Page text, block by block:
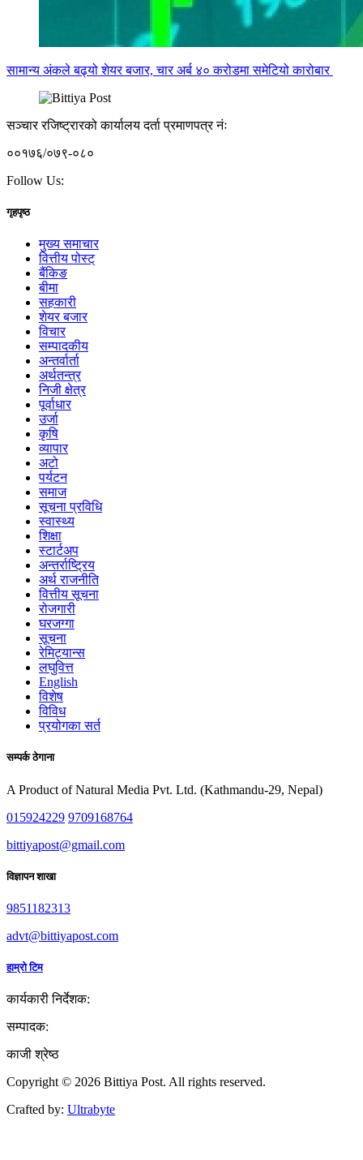
सामान्य अंकले बढ्यो शेयर बजार, चार अर्ब ४० करोडमा समेटियो कारोबार
सञ्चार रजिष्ट्रारको कार्यालय दर्ता प्रमाणपत्र नंः
००१७६/०७९-०८०
Follow Us:
गृहपृष्ठ
मुख्य समाचार
वित्तीय पोस्ट्
बैंकिङ
बीमा
सहकारी
शेयर बजार
विचार
सम्पादकीय
अन्तर्वार्ता
अर्थतन्त्र
निजी क्षेत्र
पूर्वाधार
उर्जा
कृषि
व्यापार
अटो
पर्यटन
समाज
सूचना प्रविधि
स्वास्थ्य
शिक्षा
स्टार्टअप
अन्तर्राष्ट्रिय
अर्थ राजनीति
वित्तीय सूचना
रोजगारी
घरजग्गा
सूचना
रेमिट्यान्स
लघुवित्त
English
विशेष
विविध
प्रयोगका सर्त
सम्पर्क ठेगाना
A Product of Natural Media Pvt. Ltd. (Kathmandu-29, Nepal)
015924229 9709168764
bittiyapost@gmail.com
विज्ञापन शाखा
9851182313
advt@bittiyapost.com
हाम्रो टिम
कार्यकारी निर्देशक:
सम्पादक:
काजी श्रेष्ठ
Copyright © 2026 Bittiya Post. All rights reserved.
Crafted by: Ultrabyte